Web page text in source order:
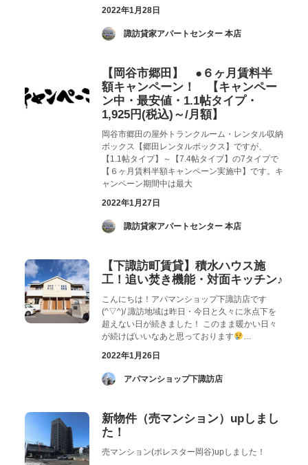
2022年1月28日
­ 諏訪貸家アパートセンター 本店
【岡谷市郷田】 ●６ヶ月賃料半
額キャンペーン！ 【キャンペー
ン中・最安値・1.1帖タイプ・
1,925円(税込)～/月額】
岡谷市郷田の屋外トランクルーム・レンタル収納
ボックス【郷田レンタルボックス】ですが、
【1.1帖タイプ】～【7.4帖タイプ】の7タイプで
【６ヶ月賃料半額キャンペーン実施中】です。キ
ャンペーン期間中は最大
2022年1月27日
­ 諏訪貸家アパートセンター 本店
【下諏訪町賃貸】積水ハウス施
工！追い焚き機能・対面キッチン♪
こんにちは！アパマンショップ下諏訪店です
(^▽^)/ 諏訪地域は昨日・今日と久々に氷点下を
超えない日が続きました！ このまま暖かい日々
が続けばいいなあと思っております
…
2022年1月26日
­ アパマンショップ下諏訪店
新物件（売マンション）upしまし
た！
売マンション(ポレスター岡谷)upしました！